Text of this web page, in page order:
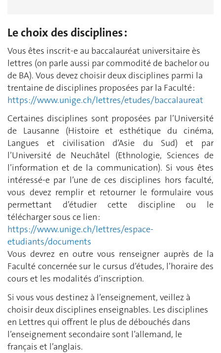
Le choix des disciplines :
Vous êtes inscrit-e au baccalauréat universitaire ès
lettres (on parle aussi par commodité de bachelor ou
de BA). Vous devez choisir deux disciplines parmi la
trentaine de disciplines proposées par la Faculté :
https://www.unige.ch/lettres/etudes/baccalaureat
Certaines disciplines sont proposées par l’Université
de Lausanne (Histoire et esthétique du cinéma,
Langues et civilisation d’Asie du Sud) et par
l’Université de Neuchâtel (Ethnologie, Sciences de
l’information et de la communication). Si vous êtes
intéressé-e par l’une de ces disciplines hors faculté,
vous devez remplir et retourner le formulaire vous
permettant d’étudier cette discipline ou le
télécharger sous ce lien :
https://www.unige.ch/lettres/espace-
etudiants/documents
Vous devrez en outre vous renseigner auprès de la
Faculté concernée sur le cursus d’études, l’horaire des
cours et les modalités d’inscription.
Si vous vous destinez à l’enseignement, veillez à
choisir deux disciplines enseignables. Les disciplines
en Lettres qui offrent le plus de débouchés dans
l’enseignement secondaire sont l’allemand, le
français et l’anglais.